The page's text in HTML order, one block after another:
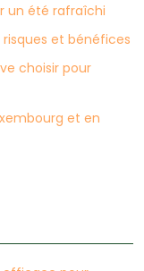
un été rafraîchi
et bénéfices
choisir pour
et en